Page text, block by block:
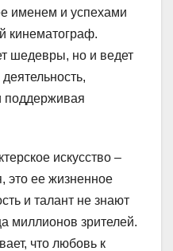
именем и успехами
кинематограф.
шедевры, но и ведет
искусство –
это ее жизненное
и талант не знают
миллионов зрителей.
что любовь к